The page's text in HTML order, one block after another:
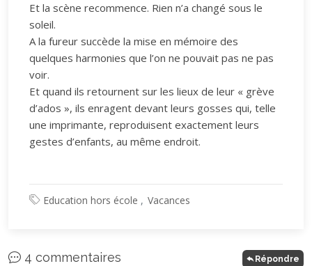
Et la scène recommence. Rien n’a changé sous le
soleil.
A la fureur succède la mise en mémoire des
quelques harmonies que l’on ne pouvait pas ne pas
voir.
Et quand ils retournent sur les lieux de leur « grève
d’ados », ils enragent devant leurs gosses qui, telle
une imprimante, reproduisent exactement leurs
gestes d’enfants, au même endroit.
Education hors école Vacances
4 commentaires Répondre